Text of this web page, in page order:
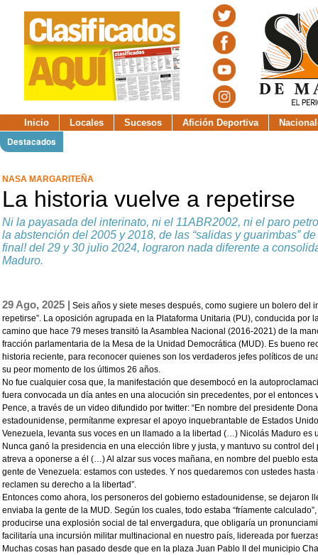
Inicio Locales Sucesos Afición Deportiva
Destacados
NASA MARGARITEÑA
La historia vuelve a repetirse
Ni la payasada del interinato, ni el 11ABR2002, ni el paro
la abstención del 2005 y 2018, de las “salidas y guarimbas”
final! del 29 y 30 julio 2024, lograron nada diferente a
Maduro.
29 Ago, 2025 | Seis años y siete meses después, como sugiere un bolero del
repetirse”. La oposición agrupada en la Plataforma Unitaria (PU), conducida por
camino que hace 79 meses transitó la Asamblea Nacional (2016-2021) de la
fracción parlamentaria de la Mesa de la Unidad Democrática (MUD). Es bueno
historia reciente, para reconocer quienes son los verdaderos jefes políticos de
su peor momento de los últimos 26 años.
No fue cualquier cosa que, la manifestación que desembocó en la
fuera convocada un día antes en una alocución sin precedentes, por el entonces
Pence, a través de un video difundido por twitter: “En nombre del presidente
estadounidense, permítanme expresar el apoyo inquebrantable de Estados
Venezuela, levanta sus voces en un llamado a la libertad (…) Nicolás Maduro es
Nunca ganó la presidencia en una elección libre y justa, y mantuvo su control
atreva a oponerse a él (…) Al alzar sus voces mañana, en nombre del pueblo
gente de Venezuela: estamos con ustedes. Y nos quedaremos con ustedes
reclamen su derecho a la libertad”.
Entonces como ahora, los personeros del gobierno estadounidense, se dejaron
enviaba la gente de la MUD. Según los cuales, todo estaba “fríamente
producirse una explosión social de tal envergadura, que obligaría un
facilitaría una incursión militar multinacional en nuestro país, lidereada por
Muchas cosas han pasado desde que en la plaza Juan Pablo II del municipio